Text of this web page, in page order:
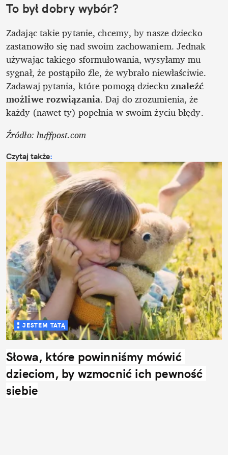
To był dobry wybór?
Zadając takie pytanie, chcemy, by nasze dziecko
zastanowiło się nad swoim zachowaniem. Jednak
używając takiego sformułowania, wysyłamy mu
sygnał, że postąpiło źle, że wybrało niewłaściwie.
Zadawaj pytania, które pomogą dziecku znaleźć
możliwe rozwiązania. Daj do zrozumienia, że
każdy (nawet ty) popełnia w swoim życiu błędy.
Źródło: huffpost.com
Czytaj także:
JESTEM TATĄ
Słowa, które powinniśmy mówić
dzieciom, by wzmocnić ich pewność
siebie